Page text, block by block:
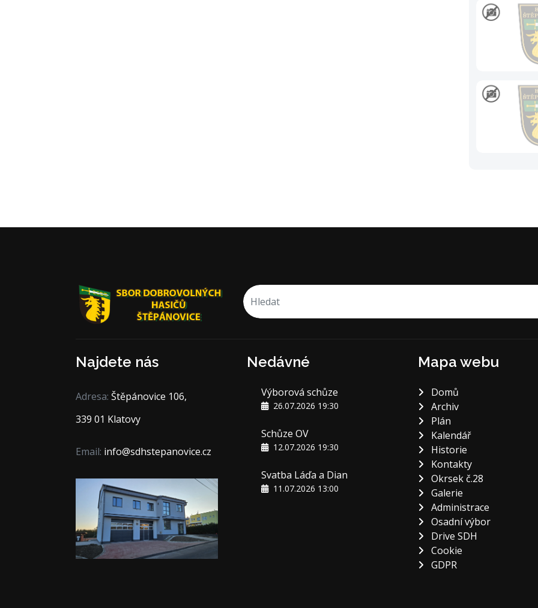
Najdete nás
Adresa: Štěpánovice 106,
339 01 Klatovy
Email: info@sdhstepanovice.cz
Nedávné
Výborová schůze
26.07.2026 19:30
Schůze OV
12.07.2026 19:30
Svatba Láďa a Dian
11.07.2026 13:00
Mapa webu
Domů
Archiv
Plán
Kalendář
Historie
Kontakty
Okrsek č.28
Galerie
Administrace
Osadní výbor
Drive SDH
Cookie
GDPR